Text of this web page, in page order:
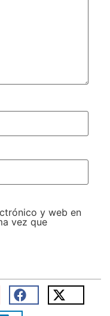
y web en
vez que